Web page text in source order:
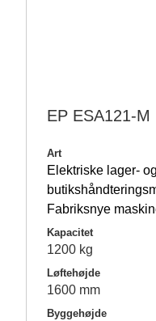
EP ESA121-M
Art
Elektriske lager- og
Fabriksnye
Kapacitet
1200 kg
Løftehøjde
1600 mm
Byggehøjde